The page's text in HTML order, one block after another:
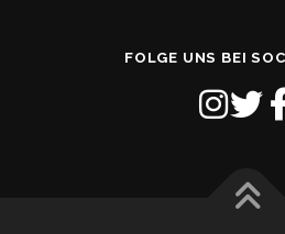
FOLGE UNS BEI